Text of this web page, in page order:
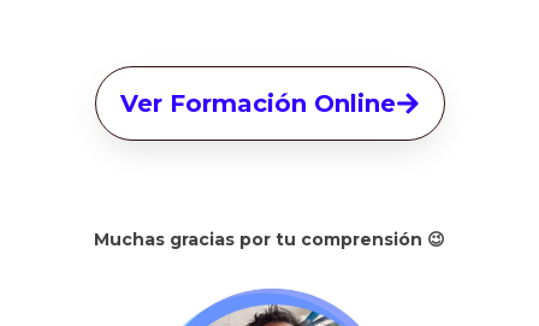
Ver Formación Online
Muchas gracias por tu comprensión 😉